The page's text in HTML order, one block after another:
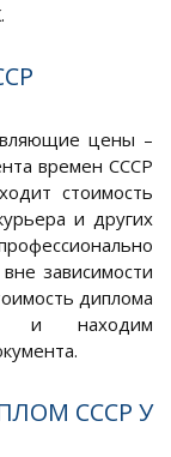
цены –
времен СССР
стоимость
и других
зависимости
диплома
и находим
СССР У